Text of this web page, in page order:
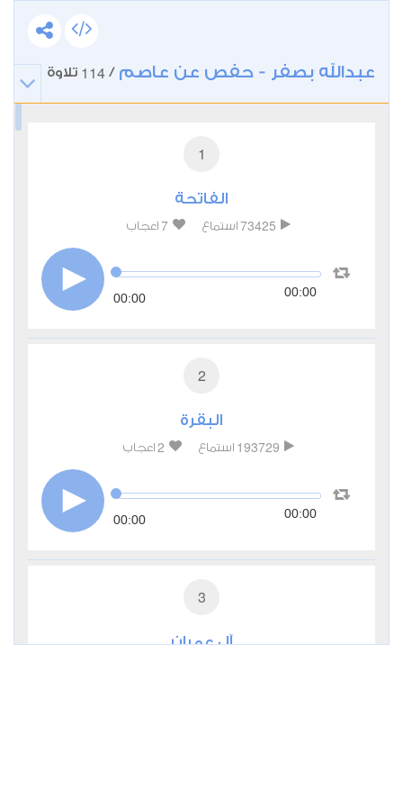
عبدالله بصفر - حفص عن عاصم /
114 تلاوة
1
الفاتحة
73425 استماع 7 اعجاب
00:00 00:00
2
البقرة
193729 استماع 2 اعجاب
00:00 00:00
3
آل عمران